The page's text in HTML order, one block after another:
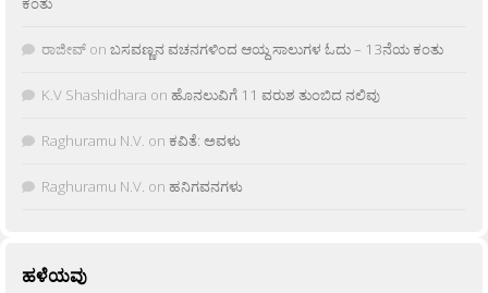
ರಾಜೀವ್ on ಬಸವಣ್ಣನ ವಚನಗಳಿಂದ ಆಯ್ದ ಸಾಲುಗಳ ಓದು – 13ನೆಯ ಕಂತು
K.V Shashidhara on ಹೊನಲುವಿಗೆ 11 ವರುಶ ತುಂಬಿದ ನಲಿವು
Raghuramu N.V. on ಕವಿತೆ: ಅವಳು
Raghuramu N.V. on ಹನಿಗವನಗಳು
ಹಳೆಯವು